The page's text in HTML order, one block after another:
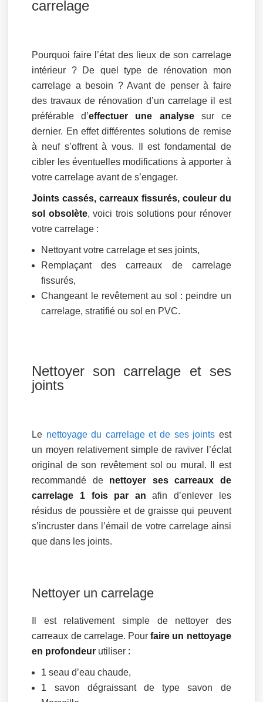
carrelage
Pourquoi faire l’état des lieux de son carrelage
intérieur ? De quel type de rénovation mon
carrelage a besoin ? Avant de penser à faire
des travaux de rénovation d’un carrelage il est
préférable d’effectuer une analysesur ce
dernier. En effet différentes solutions de remise
à neuf s’offrent à vous. Il est fondamental de
cibler les éventuelles modifications à apporter à
votre carrelage avant de s’engager.
Joints cassés, carreaux fissurés, couleur du
sol obsolète, voici trois solutions pour rénover
votre carrelage :
Nettoyant votre carrelage et ses joints,
Remplaçant des carreaux de carrelage
fissurés,
Changeant le revêtement au sol : peindre un
carrelage, stratifié ou sol en PVC.
Nettoyer son carrelage et ses
joints
Le nettoyage du carrelage et de ses joints est
un moyen relativement simple de raviver l’éclat
original de son revêtement sol ou mural. Il est
recommandé de nettoyer ses carreaux de
carrelage 1 fois par an afin d’enlever les
résidus de poussière et de graisse qui peuvent
s’incruster dans l’émail de votre carrelage ainsi
que dans les joints.
Nettoyer un carrelage
Il est relativement simple de nettoyer des
carreaux de carrelage. Pourfaire un nettoyage
en profondeur utiliser :
1 seau d’eau chaude,
1 savon dégraissant de type savon de